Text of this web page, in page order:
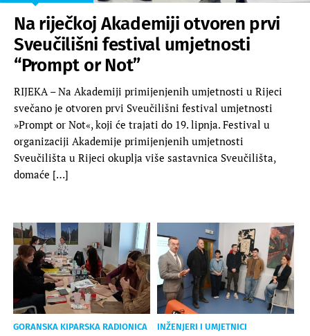
Na riječkoj Akademiji otvoren prvi
Sveučilišni festival umjetnosti
“Prompt or Not”
RIJEKA – Na Akademiji primijenjenih umjetnosti u Rijeci
svečano je otvoren prvi Sveučilišni festival umjetnosti
»Prompt or Not«, koji će trajati do 19. lipnja. Festival u
organizaciji Akademije primijenjenih umjetnosti
Sveučilišta u Rijeci okuplja više sastavnica Sveučilišta,
domaće […]
GORANSKA KIPARSKA RADIONICA INŽENJERI I UMJETNICI